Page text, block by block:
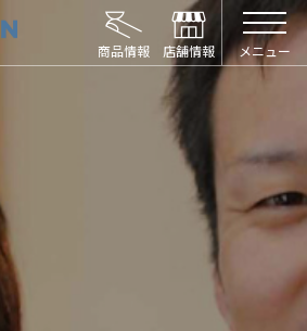
HIROCON｜広小路コンタクト｜【豊橋・浜
メニュー